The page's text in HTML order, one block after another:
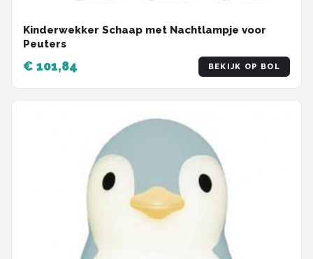
Kinderwekker Schaap met Nachtlampje voor
Peuters
€ 101,84 BEKIJK OP BOL